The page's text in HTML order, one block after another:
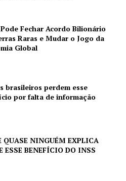
Fechar Acordo Bilionário
Raras e Mudar o Jogo da
Global
brasileiros perdem esse
por falta de informação
QUASE NINGUÉM EXPLICA
ESSE BENEFÍCIO DO INSS